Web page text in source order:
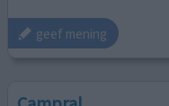
geef mening